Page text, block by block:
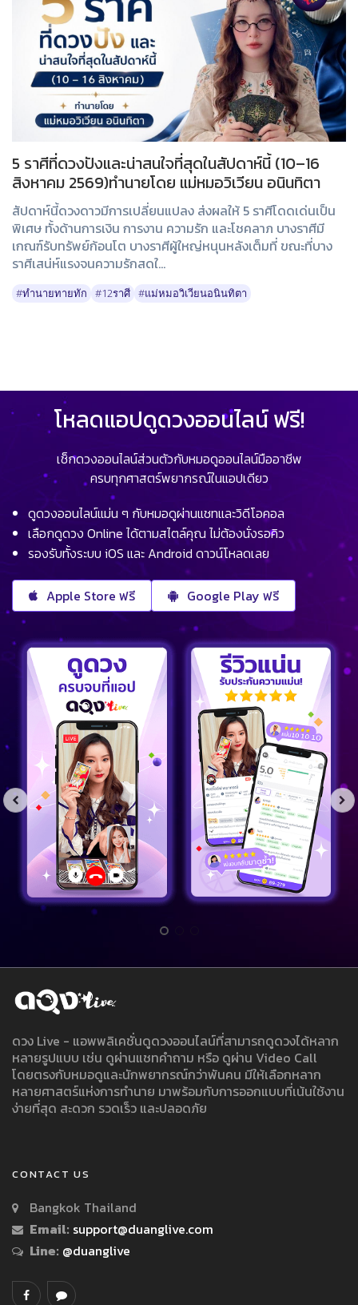
5 ราศีที่ดวงปังและน่าสนใจที่สุดในสัปดาห์นี้ (10–16
สิงหาคม 2569)ทำนายโดย แม่หมอวิเวียน อนินทิตา
สัปดาห์นี้ดวงดาวมีการเปลี่ยนแปลง ส่งผลให้ 5 ราศีโดดเด่นเป็น
พิเศษ ทั้งด้านการเงิน การงาน ความรัก และโชคลาภ บางราศีมี
เกณฑ์รับทรัพย์ก้อนโต บางราศีผู้ใหญ่หนุนหลังเต็มที่ ขณะที่บาง
ราศีเสน่ห์แรงจนความรักสดใ...
#ทำนายทายทัก #12ราศี #แม่หมอวิเวียนอนินทิตา
โหลดแอปดูดวงออนไลน์ ฟรี!
เช็กดวงออนไลน์ส่วนตัวกับหมอดูออนไลน์มืออาชีพ
ครบทุกศาสตร์พยากรณ์ในแอปเดียว
ดูดวงออนไลน์แม่น ๆ กับหมอดูผ่านแชทและวิดีโอคอล
เลือกดูดวง Online ได้ตามสไตล์คุณ ไม่ต้องนั่งรอคิว
รองรับทั้งระบบ iOS และ Android ดาวน์โหลดเลย
Apple Store ฟรี Google Play ฟรี
ดวง Live - แอพพลิเคชั่นดูดวงออนไลน์ที่สามารถดูดวงได้หลาก
หลายรูปแบบ เช่น ดูผ่านแชทคำถาม หรือ ดูผ่าน Video Call
โดยตรงกับหมอดูและนักพยากรณ์กว่าพันคน มีให้เลือกหลาก
หลายศาสตร์แห่งการทำนาย มาพร้อมกับการออกแบบที่เน้นใช้งาน
ง่ายที่สุด สะดวก รวดเร็ว และปลอดภัย
CONTACT US
Bangkok Thailand
Email: support@duanglive.com
Line: @duanglive